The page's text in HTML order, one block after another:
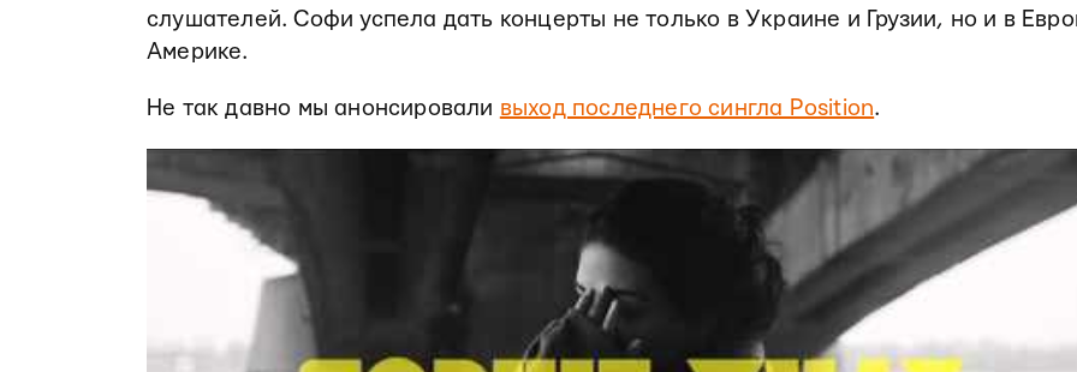
слушателей. Софи успела дать концерты не только в Украине и Грузии, но и в
Америке.
Не так давно мы анонсировали выход последнего сингла Position.